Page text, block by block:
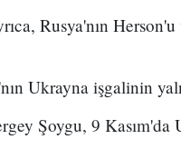
Rusya'nın
Ukrayna işgalinin
Şoygu, 9